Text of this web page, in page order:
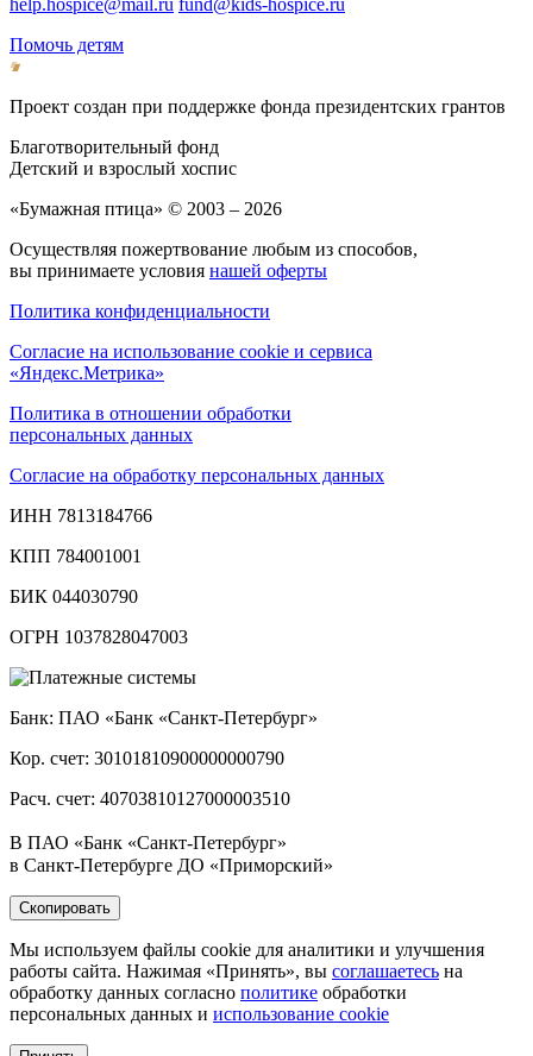
Помочь детям
Проект создан при поддержке фонда президентских грантов
Благотворительный фонд
Детский и взрослый хоспис
«Бумажная птица» © 2003 – 2026
Осуществляя пожертвование любым из способов,
вы принимаете условия нашей оферты
Политика конфиденциальности
Согласие на использование cookie и сервиса
«Яндекс.Метрика»
Политика в отношении обработки
персональных данных
Согласие на обработку персональных данных
ИНН 7813184766
КПП 784001001
БИК 044030790
ОГРН 1037828047003
Банк: ПАО «Банк «Санкт-Петербург»
Кор. счет: 30101810900000000790
Расч. счет: 40703810127000003510
В ПАО «Банк «Санкт-Петербург»
в Санкт-Петербурге ДО «Приморский»
Скопировать
Мы используем файлы cookie для аналитики и улучшения
работы сайта. Нажимая «Принять», вы соглашаетесь на
обработку данных согласно политике обработки
персональных данных и использование cookie